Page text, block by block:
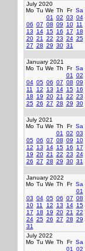
July 2020
Mo Tu We Th Fr Sa
01
02 03 04
06 07 08 09 10 11
13
14 15 16 17 18
20 21 22 23 24 25
27 28 29 30 31
January 2021
Mo Tu We Th Fr Sa
01
02
04 05 06 07 08 09
11
12 13 14 15 16
18
19 20 21 22 23
25 26 27 28 29 30
July 2021
Mo Tu We Th Fr Sa
01
02 03
05 06 07 08 09 10
12
13 14 15 16 17
19 20 21 22 23 24
26 27 28 29 30 31
January 2022
Mo Tu We Th Fr Sa
01
03 04 05 06 07 08
10 11 12 13 14 15
17
18 19 20 21 22
24 25 26 27 28 29
31
July 2022
Mo Tu We Th Fr Sa
01
02